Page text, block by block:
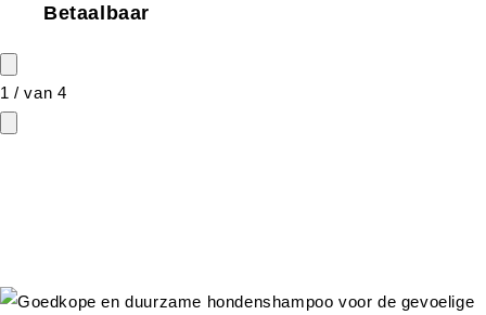
Betaalbaar
1 /van 4